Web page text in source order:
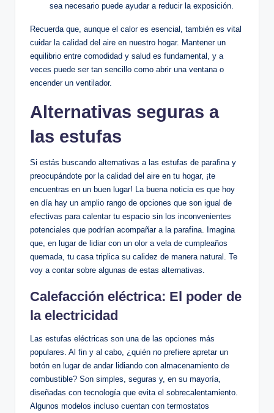
sea necesario ⁣puede ayudar a‍ reducir la exposición.
Recuerda que, aunque el⁤ calor es esencial, también ‍es vital
cuidar la calidad del aire en‌ nuestro hogar. Mantener un
equilibrio entre comodidad y salud ⁢es fundamental, y a
veces puede ser tan sencillo como abrir una ventana o
encender⁢ un ventilador.
Alternativas seguras a
las estufas
Si estás buscando​ alternativas a las ⁢estufas de parafina y
preocupándote por la calidad⁢ del aire en tu hogar, ¡te
⁤encuentras en ​un⁢ buen lugar! La buena noticia es que ⁣hoy
⁢en día hay⁤ un amplio rango de opciones que son igual de
efectivas para calentar tu espacio sin los inconvenientes
potenciales ‍que podrían acompañar a la parafina. Imagina
que, ‍en lugar de lidiar con un olor a vela ⁤de cumpleaños
quemada, tu casa triplica su calidez de manera natural.⁣ Te
voy a contar sobre algunas de estas alternativas.
Calefacción eléctrica: El poder de
la electricidad
Las estufas eléctricas son una de las opciones más
populares. ‍Al fin y al‍ cabo, ¿quién ⁢no prefiere apretar un
botón en lugar de andar lidiando con almacenamiento ‍de
combustible? Son simples, seguras y, en su mayoría,‌
diseñadas con tecnología ‍que evita el ‌sobrecalentamiento.
Algunos⁤ modelos ⁤incluso cuentan con termostatos